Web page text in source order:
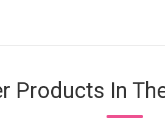
Products In